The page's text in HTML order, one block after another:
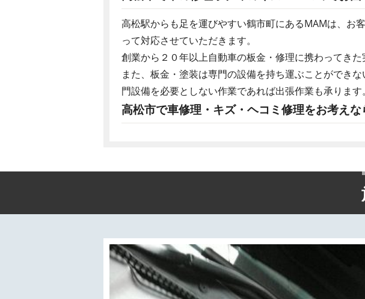
高松駅からも足を運びやすい鶴市町にあるMAMは、お
って対応させていただきます。
創業から２０年以上自動車の板金・修理に携わってき
また、板金・塗装は専門の設備を持ち運ぶことができ
門設備を必要としない作業であれば出張作業も承りま
高松市で車修理・キズ・ヘコミ修理をお考え